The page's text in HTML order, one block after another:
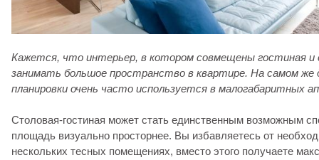
Кажется, что интерьер, в котором совмещены гостиная и
занимать большое пространство в квартире. На самом же
планировки очень часто используется в малогабаритных
Столовая-гостиная может стать единственным возможным
площадь визуально просторнее. Вы избавляетесь от
нескольких тесных помещениях, вместо этого получаете